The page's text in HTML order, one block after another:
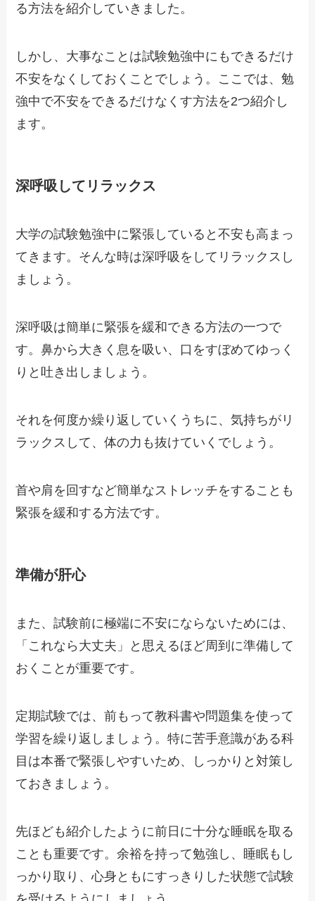
る方法を紹介していきました。
しかし、大事なことは試験勉強中にもできるだけ
不安をなくしておくことでしょう。ここでは、勉
強中で不安をできるだけなくす方法を2つ紹介し
ます。
深呼吸してリラックス
大学の試験勉強中に緊張していると不安も高まっ
てきます。そんな時は深呼吸をしてリラックスし
ましょう。
深呼吸は簡単に緊張を緩和できる方法の一つで
す。鼻から大きく息を吸い、口をすぼめてゆっく
りと吐き出しましょう。
それを何度か繰り返していくうちに、気持ちがリ
ラックスして、体の力も抜けていくでしょう。
首や肩を回すなど簡単なストレッチをすることも
緊張を緩和する方法です。
準備が肝心
また、試験前に極端に不安にならないためには、
「これなら大丈夫」と思えるほど周到に準備して
おくことが重要です。
定期試験では、前もって教科書や問題集を使って
学習を繰り返しましょう。特に苦手意識がある科
目は本番で緊張しやすいため、しっかりと対策し
ておきましょう。
先ほども紹介したように前日に十分な睡眠を取る
ことも重要です。余裕を持って勉強し、睡眠もし
っかり取り、心身ともにすっきりした状態で試験